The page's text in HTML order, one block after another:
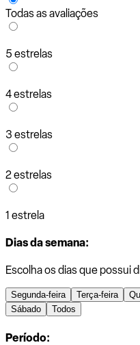
Todas as avaliações
5 estrelas
4 estrelas
3 estrelas
2 estrelas
1 estrela
Dias da semana:
Escolha os dias que possui
Segunda-feira Terça-feira
Sábado
Todos
Período: